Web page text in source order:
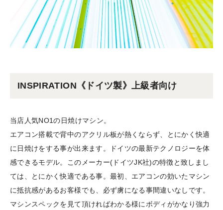
INSPIRATION《ドイツ製》上級者向け
当店人気NO1の日焼けマシン。
エアコン搭載で背中のアクリル板が熱くならず、とにかく快適
に日焼けをする事が出来ます。ドイツの最新テクノロジーを体
感できるモデル。このメーカー(ドイツJK社)の特徴と致しまし
ては、とにかく快適である事。最初、エアコンの効いたマシン
に抵抗感があるお客様でも、必ず虜になる事間違いなしです。
マシンスペックを見て頂ければわかる様にボディがかなり強力